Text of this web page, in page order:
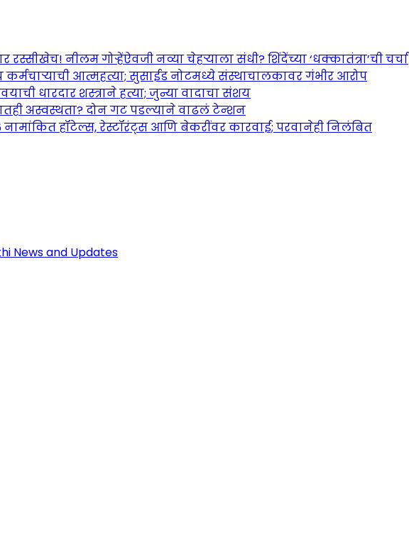
नीलम गोऱ्हेंऐवजी नव्या चेहऱ्याला संधी? शिंदेंच्या ‘धक्कातंत्रा’ची चर्चा
आत्महत्या; सुसाईड नोटमध्ये संस्थाचालकावर गंभीर आरोप
धारदार शस्त्राने हत्या; जुन्या वादाचा संशय
अस्वस्थता? दोन गट पडल्याने वाढलं टेन्शन
हॉटेल्स, रेस्टॉरंट्स आणि बेकरींवर कारवाई; परवानेही निलंबित
the Latest News